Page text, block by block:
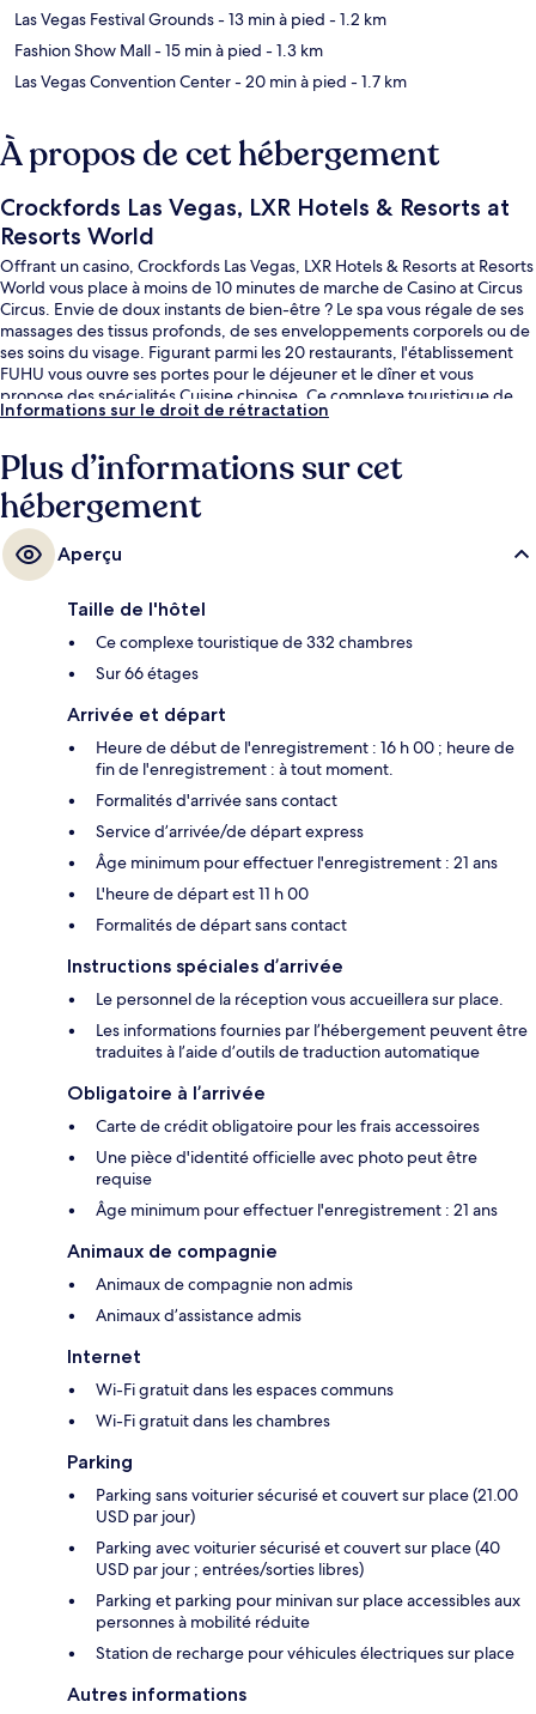
Las Vegas Festival Grounds- 13 min à pied - 1.2 km
Fashion Show Mall- 15 min à pied - 1.3 km
Las Vegas Convention Center- 20 min à pied - 1.7 km
À propos de cet hébergement
Crockfords Las Vegas, LXR Hotels & Resorts at
Resorts World
Offrant un casino, Crockfords Las Vegas, LXR Hotels & Resorts at Resorts
World vous place à moins de 10 minutes de marche de Casino at Circus
Circus. Envie de doux instants de bien-être ? Le spa vous régale de ses
massages des tissus profonds, de ses enveloppements corporels ou de
ses soins du visage. Figurant parmi les 20 restaurants, l'établissement
FUHU vous ouvre ses portes pour le déjeuner et le dîner et vous
propose des spécialités Cuisine chinoise. Ce complexe touristique de
luxe abrite en outre 7 piscines extérieures, une salle de fitness et un
Informations sur le droit de rétractation
Plus d’informations sur cet
hébergement
Aperçu
Taille de l'hôtel
Ce complexe touristique de 332 chambres
Sur 66 étages
Arrivée et départ
Heure de début de l'enregistrement : 16 h 00 ; heure de
fin de l'enregistrement : à tout moment.
Formalités d'arrivée sans contact
Service d’arrivée/de départ express
Âge minimum pour effectuer l'enregistrement : 21 ans
L'heure de départ est 11 h 00
Formalités de départ sans contact
Instructions spéciales d’arrivée
Le personnel de la réception vous accueillera sur place.
Les informations fournies par l’hébergement peuvent être
traduites à l’aide d’outils de traduction automatique
Obligatoire à l’arrivée
Carte de crédit obligatoire pour les frais accessoires
Une pièce d'identité officielle avec photo peut être
requise
Âge minimum pour effectuer l'enregistrement : 21 ans
Animaux de compagnie
Animaux de compagnie non admis
Animaux d’assistance admis
Internet
Wi-Fi gratuit dans les espaces communs
Wi-Fi gratuit dans les chambres
Parking
Parking sans voiturier sécurisé et couvert sur place (21.00
USD par jour)
Parking avec voiturier sécurisé et couvert sur place (40
USD par jour ; entrées/sorties libres)
Parking et parking pour minivan sur place accessibles aux
personnes à mobilité réduite
Station de recharge pour véhicules électriques sur place
Autres informations